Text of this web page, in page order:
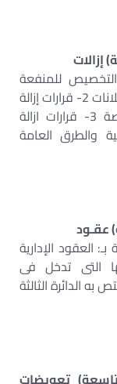
إزالات
الاستيلاء والتخصيص للمنفعة
العامة ونزع الملكية ومقابل التحسين والإعلانات 2- قرارات إزالة
التعدى على أملاك الدولة العامة والخاصة 3- قرارات ازالة
والطرق العامة
عقـود
العقود الإدارية
التى تدخل فى
الدائرة الثالثة
تعويضات